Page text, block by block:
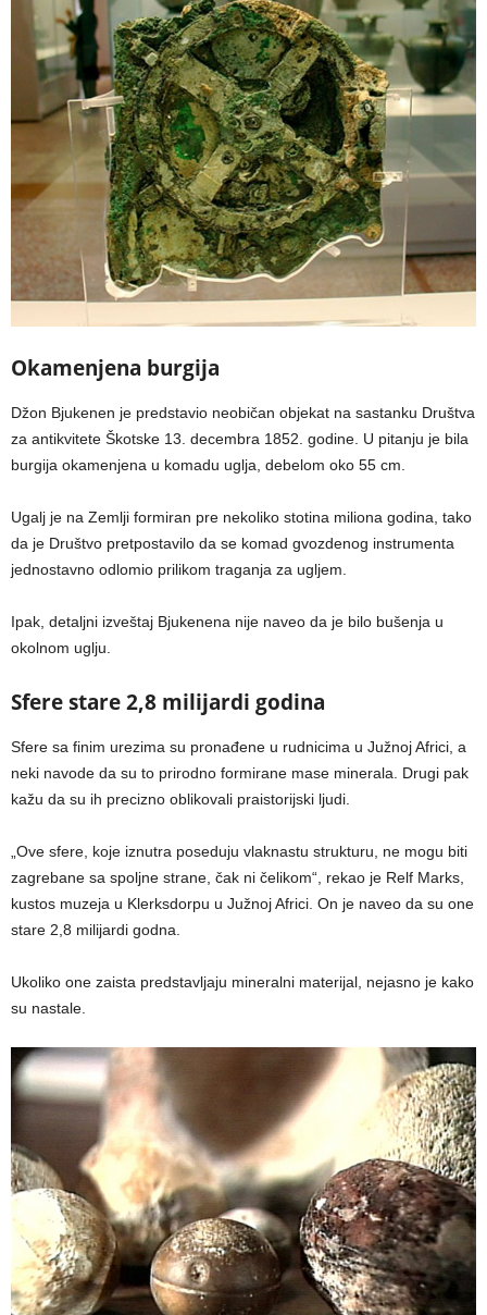
Okamenjena burgija
Džon Bjukenen je predstavio neobičan objekat na sastanku Društva
za antikvitete Škotske 13. decembra 1852. godine. U pitanju je bila
burgija okamenjena u komadu uglja, debelom oko 55 cm.
Ugalj je na Zemlji formiran pre nekoliko stotina miliona godina, tako
da je Društvo pretpostavilo da se komad gvozdenog instrumenta
jednostavno odlomio prilikom traganja za ugljem.
Ipak, detaljni izveštaj Bjukenena nije naveo da je bilo bušenja u
okolnom uglju.
Sfere stare 2,8 milijardi godina
Sfere sa finim urezima su pronađene u rudnicima u Južnoj Africi, a
neki navode da su to prirodno formirane mase minerala. Drugi pak
kažu da su ih precizno oblikovali praistorijski ljudi.
„Ove sfere, koje iznutra poseduju vlaknastu strukturu, ne mogu biti
zagrebane sa spoljne strane, čak ni čelikom“, rekao je Relf Marks,
kustos muzeja u Klerksdorpu u Južnoj Africi. On je naveo da su one
stare 2,8 milijardi godna.
Ukoliko one zaista predstavljaju mineralni materijal, nejasno je kako
su nastale.